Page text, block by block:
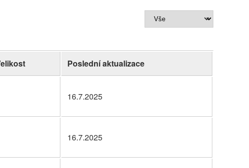
Poslední aktualizace
16.7.2025
16.7.2025